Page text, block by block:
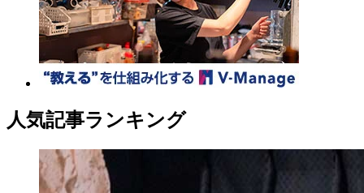
人気記事ランキング